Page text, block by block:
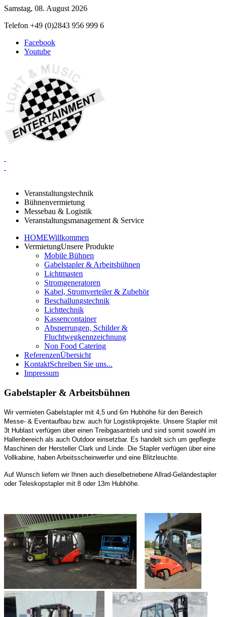
Samstag, 08. August 2026
Telefon +49 (0)2843 956 999 6
Facebook
Youtube
Veranstaltungstechnik
Bühnenvermietung
Messebau & Logistik
Veranstaltungsmanagement & Service
HOMEWillkommen
VermietungUnsere Produkte
Mobile Bühnen
Gabelstapler & Arbeitsbühnen
Lichtmasten
Stromgeneratoren
Kabel, Stromverteiler & Zubehör
Beschallungstechnik
Lichttechnik
Kassencontainer
Absperrungen, Schilder &
Fluchtwegkennzeichnung
Non Food Catering
ReferenzenÜbersicht
KontaktSchreiben Sie uns...
Impressum
Gabelstapler & Arbeitsbühnen
Wir vermieten Gabelstapler mit 4,5 und 6m Hubhöhe für den Bereich
Messe- & Eventaufbau bzw. auch für Logistikprojekte. Unsere Stapler mit
3t Hublast verfügen über einen Treibgasantrieb und sind somit sowohl im
Hallenbereich als auch Outdoor einsetzbar. Es handelt sich um gepflegte
Maschinen der Hersteller Clark und Linde. Die Stapler verfügen über eine
Vollkabine, haben Arbeitsscheinwerfer und eine Blitzleuchte.
Auf Wunsch liefern wir Ihnen auch dieselbetriebene Allrad-Geländestapler
oder Teleskopstapler mit 8 oder 13m Hubhöhe.